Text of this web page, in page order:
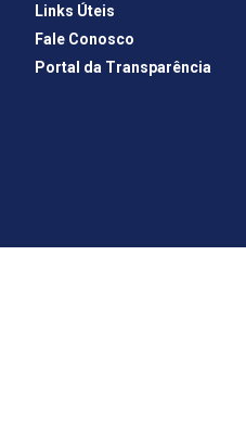
Links Úteis
Fale Conosco
Portal da Transparência